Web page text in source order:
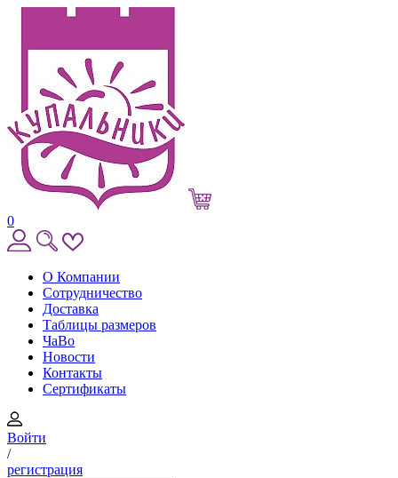
0
О Компании
Сотрудничество
Доставка
Таблицы размеров
ЧаВо
Новости
Контакты
Сертификаты
Войти
/
регистрация